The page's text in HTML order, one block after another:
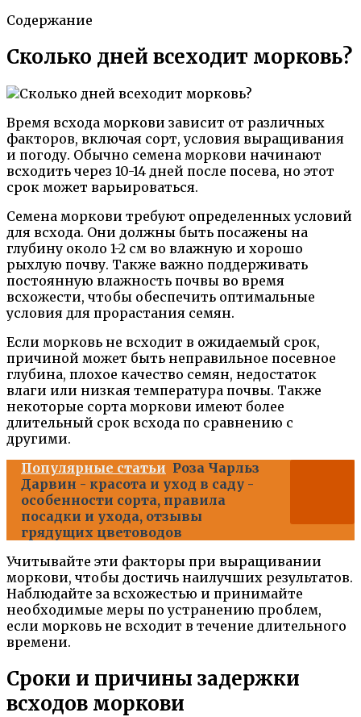
Содержание
Сколько дней всеходит морковь?
Время всхода моркови зависит от различных
факторов, включая сорт, условия выращивания
и погоду. Обычно семена моркови начинают
всходить через 10-14 дней после посева, но этот
срок может варьироваться.
Семена моркови требуют определенных условий
для всхода. Они должны быть посажены на
глубину около 1-2 см во влажную и хорошо
рыхлую почву. Также важно поддерживать
постоянную влажность почвы во время
всхожести, чтобы обеспечить оптимальные
условия для прорастания семян.
Если морковь не всходит в ожидаемый срок,
причиной может быть неправильное посевное
глубина, плохое качество семян, недостаток
влаги или низкая температура почвы. Также
некоторые сорта моркови имеют более
длительный срок всхода по сравнению с
другими.
Популярные статьи Роза Чарльз
Дарвин - красота и уход в саду -
особенности сорта, правила
посадки и ухода, отзывы
грядущих цветоводов
Учитывайте эти факторы при выращивании
моркови, чтобы достичь наилучших результатов.
Наблюдайте за всхожестью и принимайте
необходимые меры по устранению проблем,
если морковь не всходит в течение длительного
времени.
Сроки и причины задержки
всходов моркови